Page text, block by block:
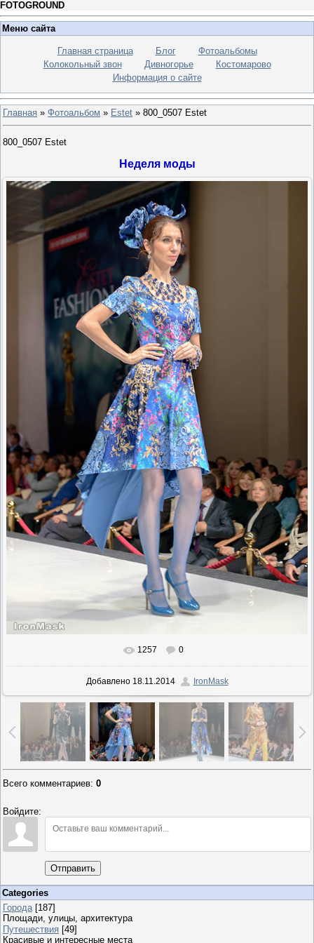
FOTOGROUND
Меню сайта
Главная страница Блог
Фотоальбомы
Колокольный звон
Дивногорье
Костомарово
Информация о сайте
Главная » Фотоальбом » Estet » 800_0507 Estet
800_0507 Estet
Неделя моды
1257 0
Добавлено18.11.2014 IronMask
Всего комментариев: 0
Войдите:
Отправить
Categories
Города [187]
Площади, улицы, архитектура
Путешествия [49]
Красивые и интересные места